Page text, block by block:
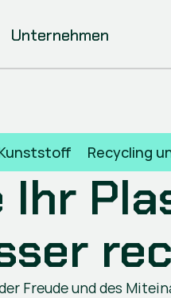
Unternehmen
Recycling
Ihr
Freude und des